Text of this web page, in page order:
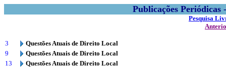
Publicações
Pesquisa
3
Questões Atuais de Direito Local
9
Questões Atuais de Direito Local
13
Questões Atuais de Direito Local